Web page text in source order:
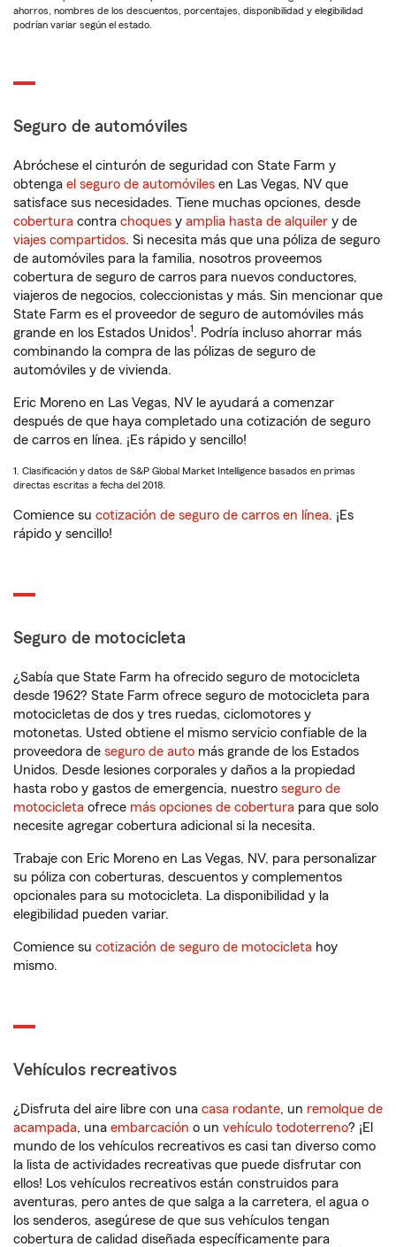
ahorros, nombres de los descuentos, porcentajes, disponibilidad y elegibilidad
podrían variar según el estado.
Seguro de automóviles
Abróchese el cinturón de seguridad con State Farm y
obtenga el seguro de automóviles en Las Vegas, NV que
satisface sus necesidades. Tiene muchas opciones, desde
cobertura contra choques y amplia hasta de alquiler y de
viajes compartidos. Si necesita más que una póliza de seguro
de automóviles para la familia, nosotros proveemos
cobertura de seguro de carros para nuevos conductores,
viajeros de negocios, coleccionistas y más. Sin mencionar que
State Farm es el proveedor de seguro de automóviles más
grande en los Estados Unidos1. Podría incluso ahorrar más
combinando la compra de las pólizas de seguro de
automóviles y de vivienda.
Eric Moreno en Las Vegas, NV le ayudará a comenzar
después de que haya completado una cotización de seguro
de carros en línea. ¡Es rápido y sencillo!
1. Clasificación y datos de S&P Global Market Intelligence basados en primas
directas escritas a fecha del 2018.
Comience su cotización de seguro de carros en línea. ¡Es
rápido y sencillo!
Seguro de motocicleta
¿Sabía que State Farm ha ofrecido seguro de motocicleta
desde 1962? State Farm ofrece seguro de motocicleta para
motocicletas de dos y tres ruedas, ciclomotores y
motonetas. Usted obtiene el mismo servicio confiable de la
proveedora de seguro de auto más grande de los Estados
Unidos. Desde lesiones corporales y daños a la propiedad
hasta robo y gastos de emergencia, nuestro seguro de
motocicleta ofrece más opciones de cobertura para que solo
necesite agregar cobertura adicional si la necesita.
Trabaje con Eric Moreno en Las Vegas, NV, para personalizar
su póliza con coberturas, descuentos y complementos
opcionales para su motocicleta. La disponibilidad y la
elegibilidad pueden variar.
Comience su cotización de seguro de motocicleta hoy
mismo.
Vehículos recreativos
¿Disfruta del aire libre con una casa rodante, un remolque de
acampada, una embarcación o un vehículo todoterreno? ¡El
mundo de los vehículos recreativos es casi tan diverso como
la lista de actividades recreativas que puede disfrutar con
ellos! Los vehículos recreativos están construidos para
aventuras, pero antes de que salga a la carretera, el agua o
los senderos, asegúrese de que sus vehículos tengan
cobertura de calidad diseñada específicamente para